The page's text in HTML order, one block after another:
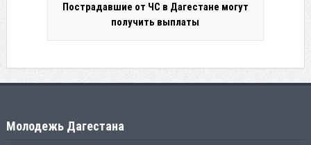
Пострадавшие от ЧС в Дагестане могут
получить выплаты
Молодежь Дагестана